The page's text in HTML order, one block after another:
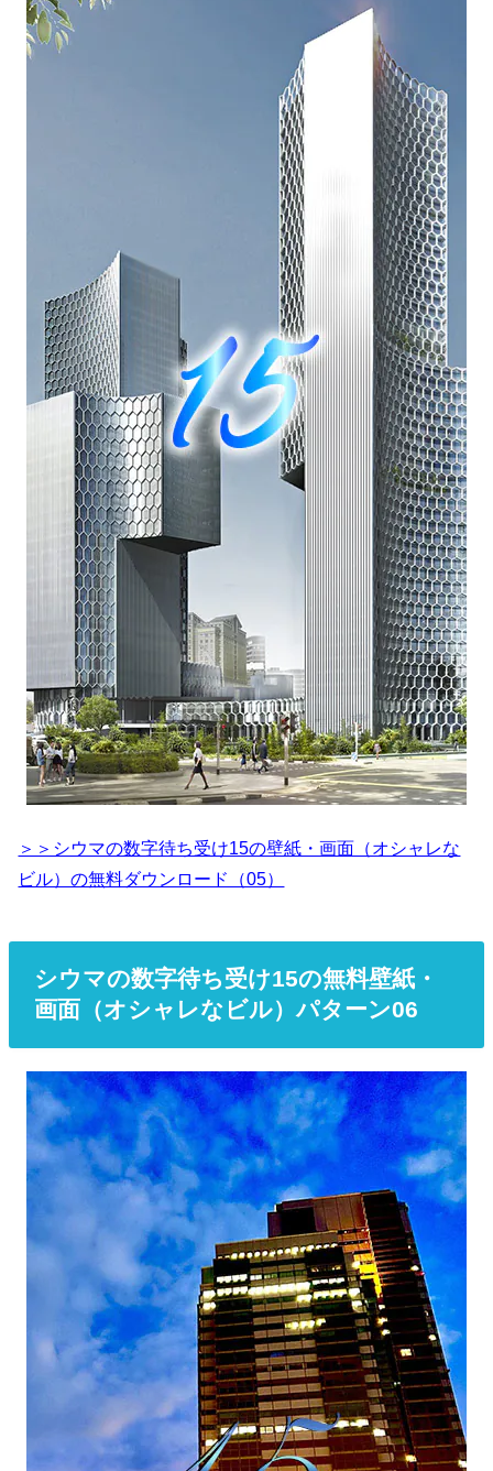
＞＞シウマの数字待ち受け15の壁紙・画面（オシャレな
ビル）の無料ダウンロード（05）
シウマの数字待ち受け15の無料壁紙・
画面（オシャレなビル）パターン06